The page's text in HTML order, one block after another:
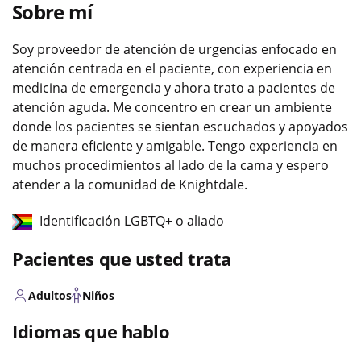
Sobre mí
Soy proveedor de atención de urgencias enfocado en
atención centrada en el paciente, con experiencia en
medicina de emergencia y ahora trato a pacientes de
atención aguda. Me concentro en crear un ambiente
donde los pacientes se sientan escuchados y apoyados
de manera eficiente y amigable. Tengo experiencia en
muchos procedimientos al lado de la cama y espero
atender a la comunidad de Knightdale.
Identificación LGBTQ+ o aliado
Pacientes que usted trata
Adultos Niños
Idiomas que hablo